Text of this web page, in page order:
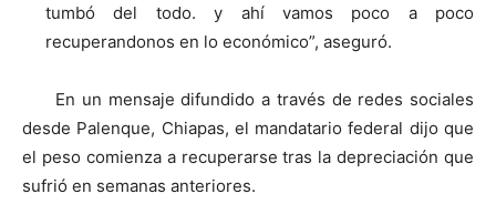
tumbó del todo. y ahí vamos poco a poco
recuperandonos en lo económico”, aseguró.
En un mensaje difundido a través de redes sociales
desde Palenque, Chiapas, el mandatario federal dijo que
el peso comienza a recuperarse tras la depreciación que
sufrió en semanas anteriores.